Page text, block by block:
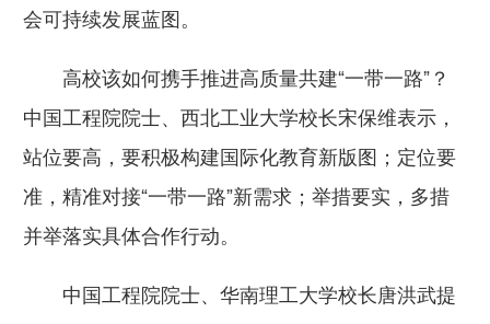
会可持续发展蓝图。
高校该如何携手推进高质量共建“一带一路”？
中国工程院院士、西北工业大学校长宋保维表示，
站位要高，要积极构建国际化教育新版图；定位要
准，精准对接“一带一路”新需求；举措要实，多措
并举落实具体合作行动。
中国工程院院士、华南理工大学校长唐洪武提